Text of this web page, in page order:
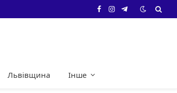
Facebook
Instagram
Telegram
Львівщина Інше